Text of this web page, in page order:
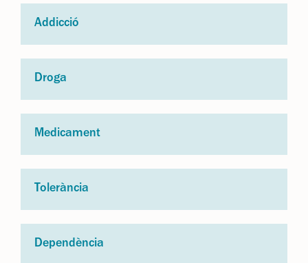
Addicció
Droga
Medicament
Tolerància
Dependència